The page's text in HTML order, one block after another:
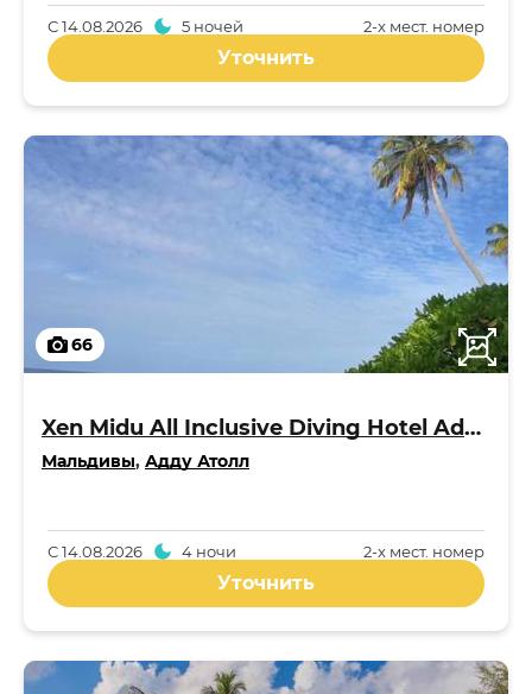
2-x мест. номер
С14.08.2026 5 ночей
Уточнить
66
Xen Midu All Inclusive Diving Hotel Addu Maldives 3*
Мальдивы, Адду Атолл
2-x мест. номер
С14.08.2026 4 ночи
Уточнить